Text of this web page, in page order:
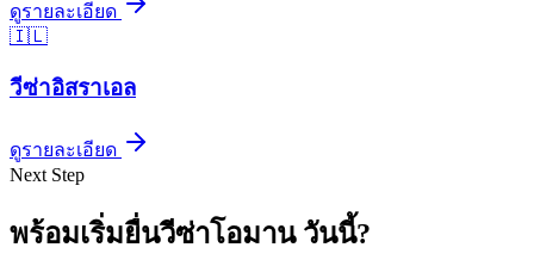
ดูรายละเอียด
🇮🇱
วีซ่าอิสราเอล
ดูรายละเอียด
Next Step
พร้อมเริ่มยื่นวีซ่าโอมาน วันนี้?